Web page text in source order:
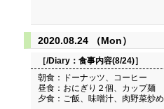
2020.08.24 （Mon）
［/Diary： 食事内容(8/24)］
朝食：ドーナッツ、コーヒー
昼食：おにぎり２個、カップ麺
夕食：ご飯、味噌汁、肉野菜炒め